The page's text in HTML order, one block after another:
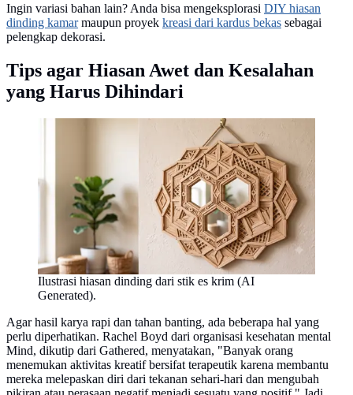
Ingin variasi bahan lain? Anda bisa mengeksplorasi DIY hiasan
dinding kamarmaupun proyek kreasi dari kardus bekas sebagai
pelengkap dekorasi.
Tips agar Hiasan Awet dan Kesalahan
yang Harus Dihindari
Ilustrasi hiasan dinding dari stik es krim (AI
Generated).
Agar hasil karya rapi dan tahan banting, ada beberapa hal yang
perlu diperhatikan. Rachel Boyd dari organisasi kesehatan mental
Mind, dikutip dari Gathered, menyatakan, "Banyak orang
menemukan aktivitas kreatif bersifat terapeutik karena membantu
mereka melepaskan diri dari tekanan sehari-hari dan mengubah